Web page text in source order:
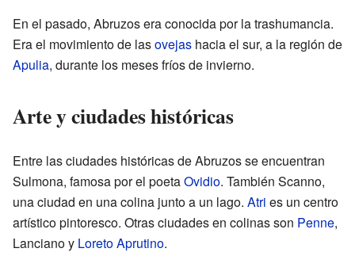
En el pasado, Abruzos era conocida por la trashumancia.
Era el movimiento de lasovejas hacia el sur, a la región de
Apulia, durante los meses fríos de invierno.
Arte y ciudades históricas
Entre las ciudades históricas de Abruzos se encuentran
Sulmona, famosa por el poetaOvidio. También Scanno,
una ciudad en una colina junto a un lago. Atri es un centro
artístico pintoresco. Otras ciudades en colinas son Penne,
Lanciano y Loreto Aprutino.